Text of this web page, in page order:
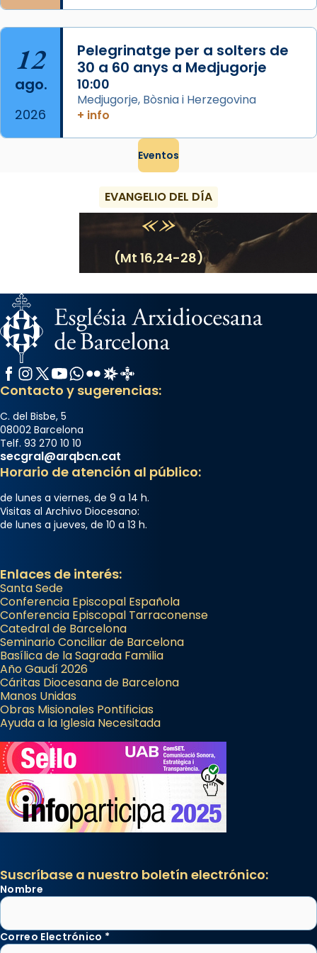
12
ago.
2026
Pelegrinatge per a solters de
30 a 60 anys a Medjugorje
10:00
Medjugorje, Bòsnia i Herzegovina
+ info
Eventos
EVANGELIO DEL DÍA
(Mt 16,24-28)
Facebook
Instagram
X / Twitter
YouTube
WhatsApp
FlickrRadio Estel
Catalunya Cristiana
Contacto y sugerencias:
C. del Bisbe, 5
08002 Barcelona
Telf. 93 270 10 10
secgral@arqbcn.cat
Horario de atención al público:
de lunes a viernes, de 9 a 14 h.
Visitas al Archivo Diocesano:
de lunes a jueves, de 10 a 13 h.
Enlaces de interés:
Santa Sede
Conferencia Episcopal Española
Conferencia Episcopal Tarraconense
Catedral de Barcelona
Seminario Conciliar de Barcelona
Basílica de la Sagrada Familia
Año Gaudí 2026
Cáritas Diocesana de Barcelona
Manos Unidas
Obras Misionales Pontificias
Ayuda a la Iglesia Necesitada
Suscríbase a nuestro boletín electrónico:
Nombre
Correo Electrónico *